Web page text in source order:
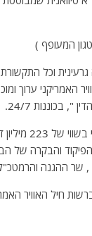
המעופף )
וכל
האמריקני ערוך
מטוס הבואינג
הפיקוד והבקרה של
שר ההגנה